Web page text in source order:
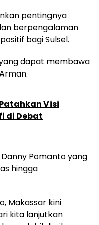
pentingnya
berpengalaman
bagi Sulsel.
dapat membawa
Visi
di Debat
Pomanto yang
hingga
Makassar kini
kita lanjutkan